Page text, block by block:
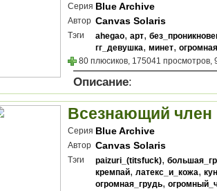
Серия Blue Archive
Автор Canvas Solaris
Тэги ahegao, арт,
гг_девушка, минет,
80 плюсиков, 175041 просмотров,
Описание:
Всезнающий член
Серия Blue Archive
Автор Canvas Solaris
Тэги paizuri_(titsfuck),
кремпай, латекс_и_кожа,
огромная_грудь,